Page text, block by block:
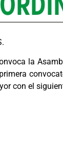
la
con el